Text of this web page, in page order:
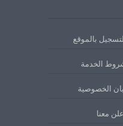
التسجيل بالموقع
الخدمة
الخصوصية
معنا